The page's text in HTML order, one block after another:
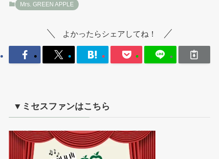
Mrs. GREEN APPLE
よかったらシェアしてね！
▼ミセスファンはこちら